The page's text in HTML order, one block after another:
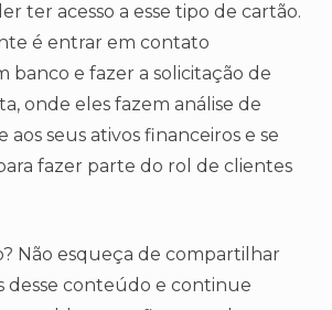
ter acesso a esse tipo de cartão.
é entrar em contato
banco e fazer a solicitação de
onde eles fazem análise de
seus ativos financeiros e se
fazer parte do rol de clientes
Não esqueça de compartilhar
desse conteúdo e continue